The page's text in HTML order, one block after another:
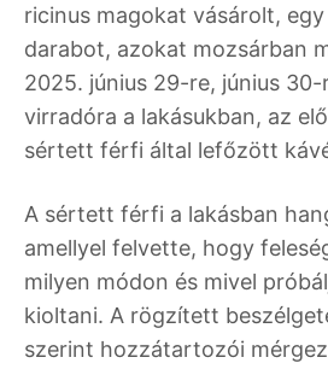
ricinus magokat vásárolt,
darabot, azokat mozsárban
2025. június 29-re, június 30-
virradóra a lakásukban, az
sértett férfi által lefőzött
A sértett férfi a lakásban
amellyel felvette, hogy
milyen módon és mivel
kioltani. A rögzített
szerint hozzátartozói